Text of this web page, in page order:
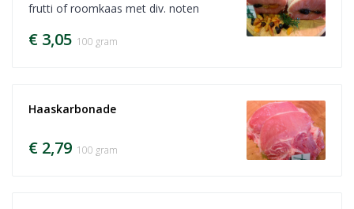
frutti of roomkaas met div. noten
€ 3,05 100 gram
Haaskarbonade
€ 2,79 100 gram